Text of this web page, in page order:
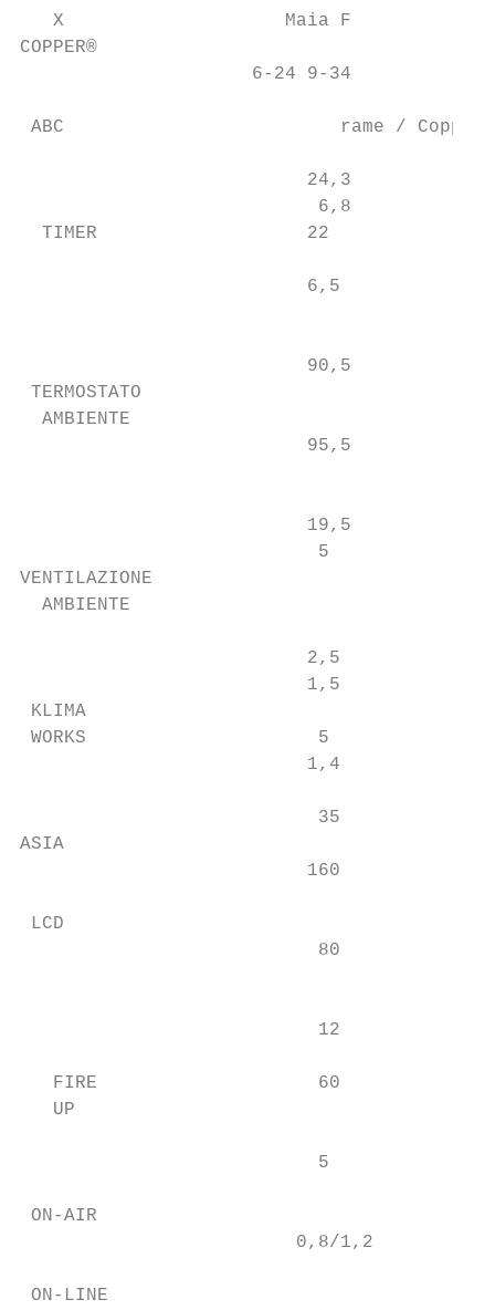
X                    Maia F
COPPER®
6-24 9-34
ABC                         rame /
24,3
6,8
TIMER                   22
6,5
90,5
TERMOSTATO
  AMBIENTE
95,5
19,5
5
VENTILAZIONE
  AMBIENTE
2,5
1,5
KLIMA
WORKS                     5
1,4
35
ASIA
160
LCD
80
12
FIRE                    60
UP
5
ON-AIR
0,8/1,2
ON-LINE